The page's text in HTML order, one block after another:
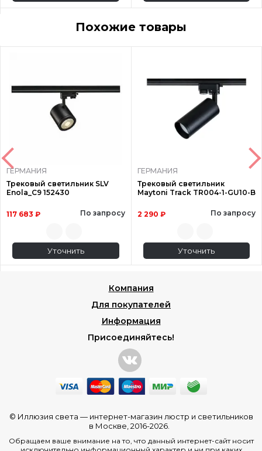
Похожие товары
ГЕРМАНИЯ
Трековый светильник SLV
Enola_C9 152430
117 683 ₽ По запросу
Уточнить
ГЕРМАНИЯ
Трековый светильник
Maytoni Track TR004-1-GU10-B
2 290 ₽ По запросу
Уточнить
Компания
Для покупателей
Информация
Присоединяйтесь!
© Иллюзия света — интернет-магазин люстр и светильников
в Москве , 2016-2026.
Обращаем ваше внимание на то, что данный интернет-сайт носит